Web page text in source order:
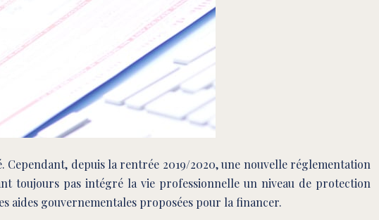
depuis la rentrée 2019/2020, une nouvelle réglementation
toujours pas intégré la vie professionnelle un niveau de protection
aides gouvernementales proposées pour la financer.